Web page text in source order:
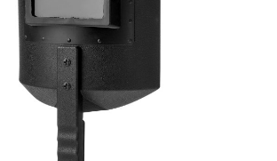
оборудование